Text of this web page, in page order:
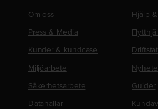
Om oss
Press & Media
Kunder & kundcase
Miljöarbete
Säkerhetsarbete
Datahallar
Hjälp
Guider